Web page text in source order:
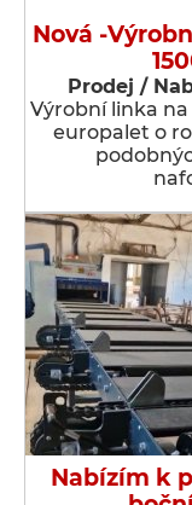
Nová -
Prodej /
Výrobní linka
europalet o
Nabízím k